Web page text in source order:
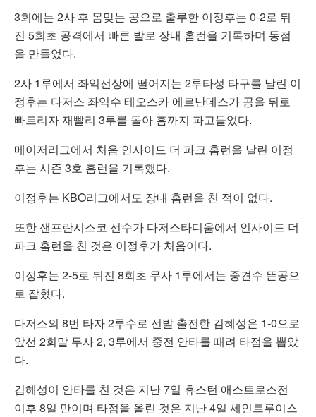
3회에는 2사 후 몸맞는 공으로 출루한 이정후는 0-2로 뒤
진 5회초 공격에서 빠른 발로 장내 홈런을 기록하며 동점
을 만들었다.
2사 1루에서 좌익선상에 떨어지는 2루타성 타구를 날린 이
정후는 다저스 좌익수 테오스카 에르난데스가 공을 뒤로
빠트리자 재빨리 3루를 돌아 홈까지 파고들었다.
메이저리그에서 처음 인사이드 더 파크 홈런을 날린 이정
후는 시즌 3호 홈런을 기록했다.
이정후는 KBO리그에서도 장내 홈런을 친 적이 없다.
또한 샌프란시스코 선수가 다저스타디움에서 인사이드 더
파크 홈런을 친 것은 이정후가 처음이다.
이정후는 2-5로 뒤진 8회초 무사 1루에서는 중견수 뜬공으
로 잡혔다.
다저스의 8번 타자 2루수로 선발 출전한 김혜성은 1-0으로
앞선 2회말 무사 2, 3루에서 중전 안타를 때려 타점을 뽑았
다.
김혜성이 안타를 친 것은 지난 7일 휴스턴 애스트로스전
이후 8일 만이며 타점을 올린 것은 지난 4일 세인트루이스